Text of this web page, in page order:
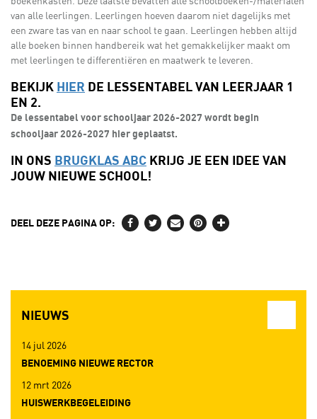
van alle leerlingen. Leerlingen hoeven daarom niet dagelijks met
een zware tas van en naar school te gaan. Leerlingen hebben altijd
alle boeken binnen handbereik wat het gemakkelijker maakt om
met leerlingen te differentiëren en maatwerk te leveren.
BEKIJK HIER DE LESSENTABEL VAN LEERJAAR 1
EN 2.
De lessentabel voor schooljaar 2026-2027 wordt begin
schooljaar 2026-2027 hier geplaatst.
IN ONS BRUGKLAS ABC KRIJG JE EEN IDEE VAN
JOUW NIEUWE SCHOOL!
DEEL DEZE PAGINA OP:
NIEUWS
14 jul 2026
BENOEMING NIEUWE RECTOR
12 mrt 2026
HUISWERKBEGELEIDING